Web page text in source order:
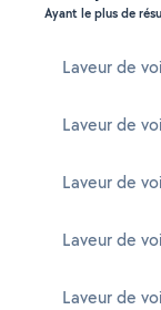
Ayant le plus de
Laveur de
Laveur de
Laveur de
Laveur de
Laveur de